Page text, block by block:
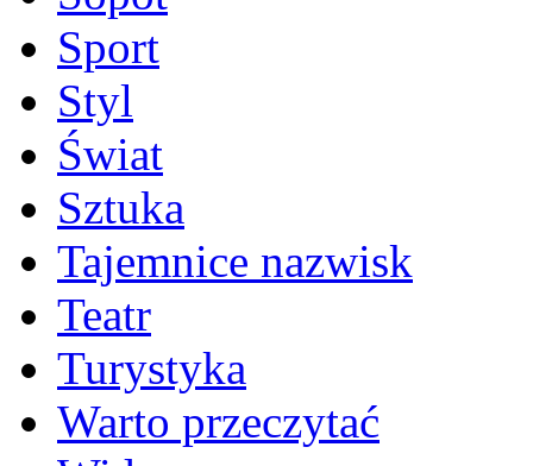
Sport
Styl
Świat
Sztuka
Tajemnice nazwisk
Teatr
Turystyka
Warto przeczytać